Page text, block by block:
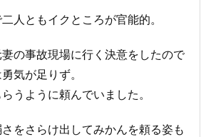
人ともイクところが官能的。
の事故現場に行く決意をしたので
気が足りず。
うように頼んでいました。
をさらけ出してみかんを頼る姿も